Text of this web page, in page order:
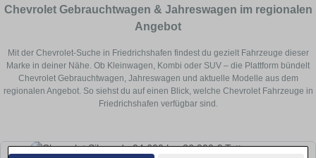
Chevrolet Gebrauchtwagen & Jahreswagen im regionalen
Angebot
Mit der Chevrolet-Suche in Friedrichshafen findest du gezielt Fahrzeuge dieser
Marke in deiner Nähe. Ob Kleinwagen, Kombi oder SUV – die Plattform bündelt
Chevrolet Gebrauchtwagen, Jahreswagen und aktuelle Modelle aus dem
regionalen Angebot. So siehst du auf einen Blick, welche Chevrolet Fahrzeuge in
Friedrichshafen verfügbar sind.